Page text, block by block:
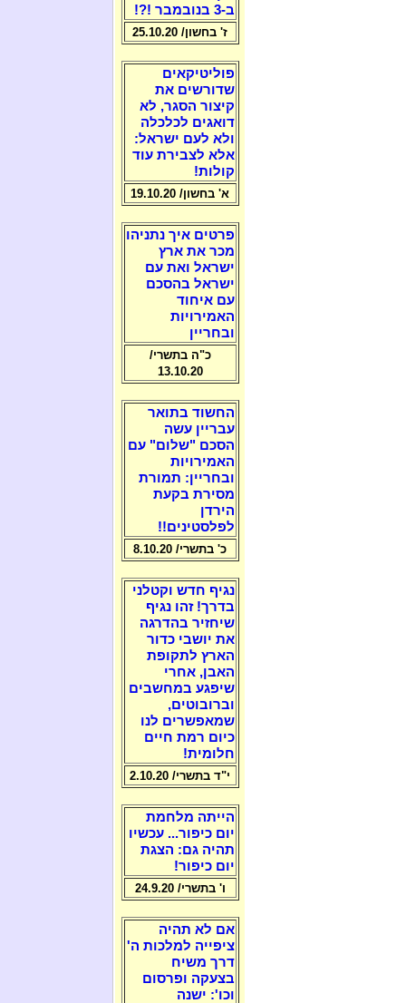
ב-3 בנובמבר !?!
ז' בחשון/ 25.10.20
פוליטיקאים
שדורשים את
קיצור הסגר, לא
דואגים לכלכלה
ולא לעם ישראל:
אלא לצבירת עוד
קולות!
א' בחשון/ 19.10.20
פרטים איך נתניהו
מכר את ארץ
ישראל ואת עם
ישראל בהסכם
עם איחוד
האמירויות
ובחריין
כ"ה בתשרי/
13.10.20
החשוד בתואר
עבריין עשה
הסכם "שלום" עם
האמירויות
ובחריין: תמורת
מסירת בקעת
הירדן
לפלסטינים!!
כ' בתשרי/ 8.10.20
נגיף חדש וקטלני
בדרך! זהו נגיף
שיחזיר בהדרגה
את יושבי כדור
הארץ לתקופת
האבן, אחרי
שיפגע במחשבים
וברובוטים,
שמאפשרים לנו
כיום רמת חיים
חלומית!
י"ד בתשרי/ 2.10.20
הייתה מלחמת
יום כיפור... עכשיו
תהיה גם: הצגת
יום כיפור!
ו' בתשרי/ 24.9.20
אם לא תהיה
ציפייה למלכות ה'
דרך משיח
בצעקה ופרסום
וכו': ישנה